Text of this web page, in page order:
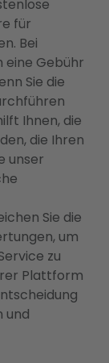
für
Bei
eine Gebühr
Sie die
Ihnen, die
die Ihren
unser
Sie die
um
zu
Plattform
und